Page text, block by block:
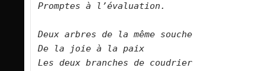
Promptes à l’évaluation.
Deux arbres de la même souche
De la joie à la paix
Les deux branches de coudrier